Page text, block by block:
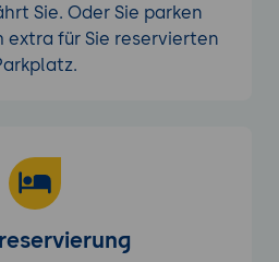
Sie. Oder Sie parken
extra für Sie reservierten